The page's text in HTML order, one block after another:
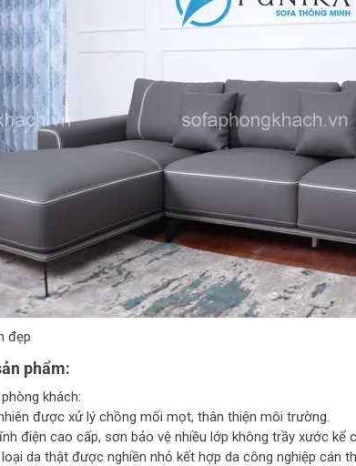
đẹp
phẩm:
khách:
được xử lý chồng mối mọt, thân thiện môi trường.
điện cao cấp, sơn bảo vệ nhiều lớp không trầy xước kể
da thật được nghiền nhỏ kết hợp da công nghiệp cán